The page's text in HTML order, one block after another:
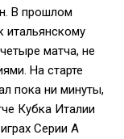
В прошлом
итальянскому
матча, не
На старте
пока ни минуты,
Кубка Италии
Серии А